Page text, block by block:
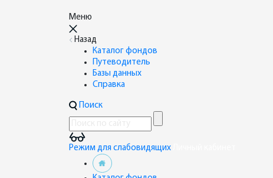
Меню
Назад
Каталог фондов
Путеводитель
Базы данных
Справка
Поиск
Режим для слабовидящих